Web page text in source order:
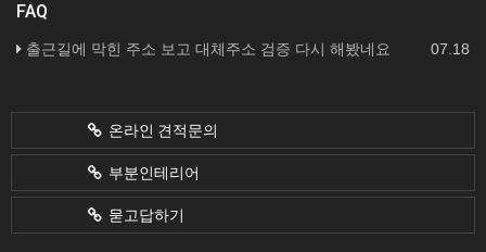
FAQ
07.18
출근길에 막힌 주소 보고 대체주소 검증 다시 해봤네요
온라인 견적문의
부분인테리어
묻고답하기